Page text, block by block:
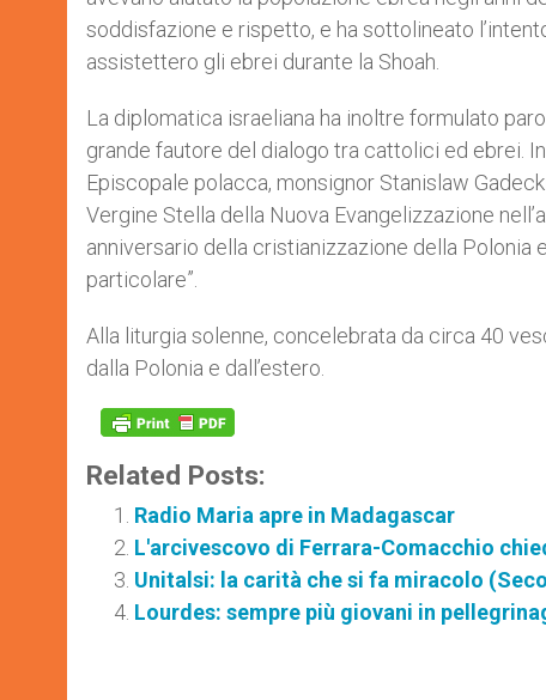
soddisfazione e rispetto, e ha sottolineato
assistettero gli ebrei durante la Shoah.
La diplomatica israeliana ha inoltre formulato
grande fautore del dialogo tra cattolici ed ebrei.
Episcopale polacca, monsignor Stanislaw
Vergine Stella della Nuova Evangelizzazione
anniversario della cristianizzazione della Polonia
particolare”.
Alla liturgia solenne, concelebrata da circa 40
dalla Polonia e dall’estero.
Related Posts:
Radio Maria apre in Madagascar
L'arcivescovo di Ferrara-Comacchio
Unitalsi: la carità che si fa miracolo
Lourdes: sempre più giovani in